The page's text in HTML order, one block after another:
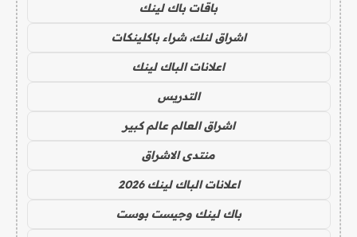
باقات باك لينك
اشراق لنك، شراء باكلينكات
اعلانات الباك لينك
التدريس
اشراق العالم عالم كبير
منتدى الاشراق
اعلانات الباك لينك 2026
باك لينك وجيست بوست